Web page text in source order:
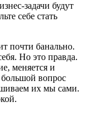
будут
себе стать
почти банально.
Но это правда.
меняется и
вопрос
их мы сами.